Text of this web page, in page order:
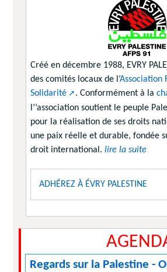
Créé en décembre 1988, EVRY
des comités locaux de l’Association
Solidarité
. Conformément à la
l’’association soutient le peuple
pour la réalisation de ses droits
une paix réelle et durable, fondée
droit international. lire la suite
ADHÉREZ À ÉVRY PALESTINE
Regards sur la Palestine -